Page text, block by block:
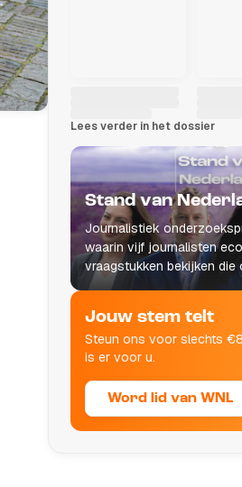
Lees verder in het dossier
Stand van
Journalistiek
waarin vijf journalisten
vraagstukken bekijken die
leven raken.
Jouw stem telt
Steun ons voor slechts
is er voor u.
Word lid van WNL